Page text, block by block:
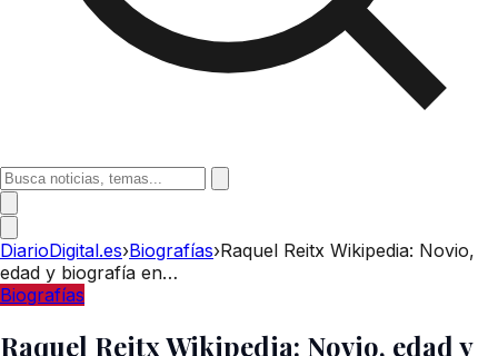
DiarioDigital.es›Biografías›Raquel Reitx Wikipedia: Novio,
edad y biografía en…
Biografías
Raquel Reitx Wikipedia: Novio, edad y